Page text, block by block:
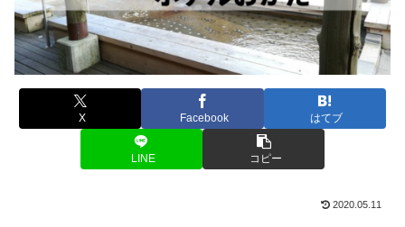
X Facebook はてブ
LINE コピー
2020.05.11